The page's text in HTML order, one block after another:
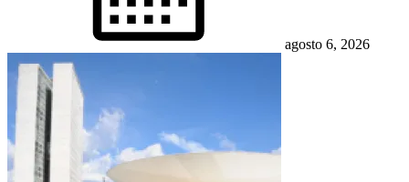
agosto 6, 2026